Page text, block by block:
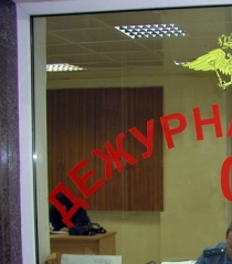
Перейти к основному содержанию